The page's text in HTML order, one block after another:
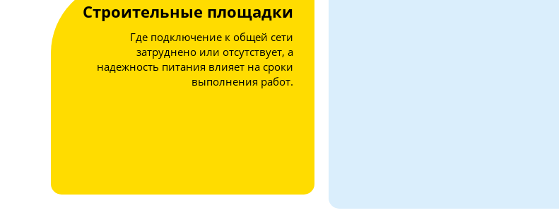
Строительные площадки
Где подключение к общей сети
затруднено или отсутствует, а
надежность питания влияет на сроки
выполнения работ.